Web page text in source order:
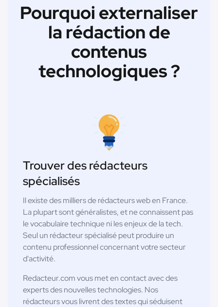
Pourquoi externaliser
la rédaction de
contenus
technologiques ?
Trouver des rédacteurs
spécialisés
Il existe des milliers de rédacteurs web en France.
La plupart sont généralistes, et ne connaissent pas
le vocabulaire technique ni les enjeux de la tech.
Seul un rédacteur spécialisé peut produire un
contenu professionnel concernant votre secteur
d'activité.
Redacteur.com vous met en contact avec des
experts des nouvelles technologies. Nos
rédacteurs vous livrent des textes qui séduisent